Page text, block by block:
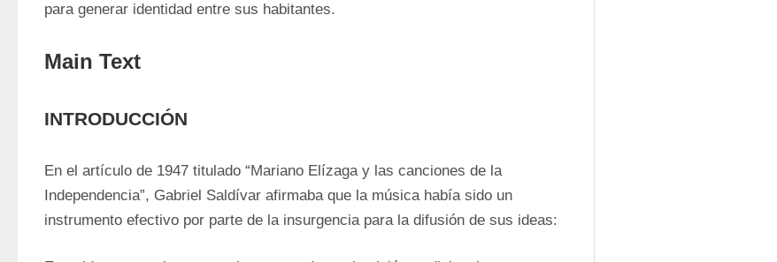
para generar identidad entre sus habitantes.
Main Text
INTRODUCCIÓN
En el artículo de 1947 titulado “Mariano Elízaga y las canciones de la
Independencia”, Gabriel Saldívar afirmaba que la música había sido un
instrumento efectivo por parte de la insurgencia para la difusión de sus ideas: